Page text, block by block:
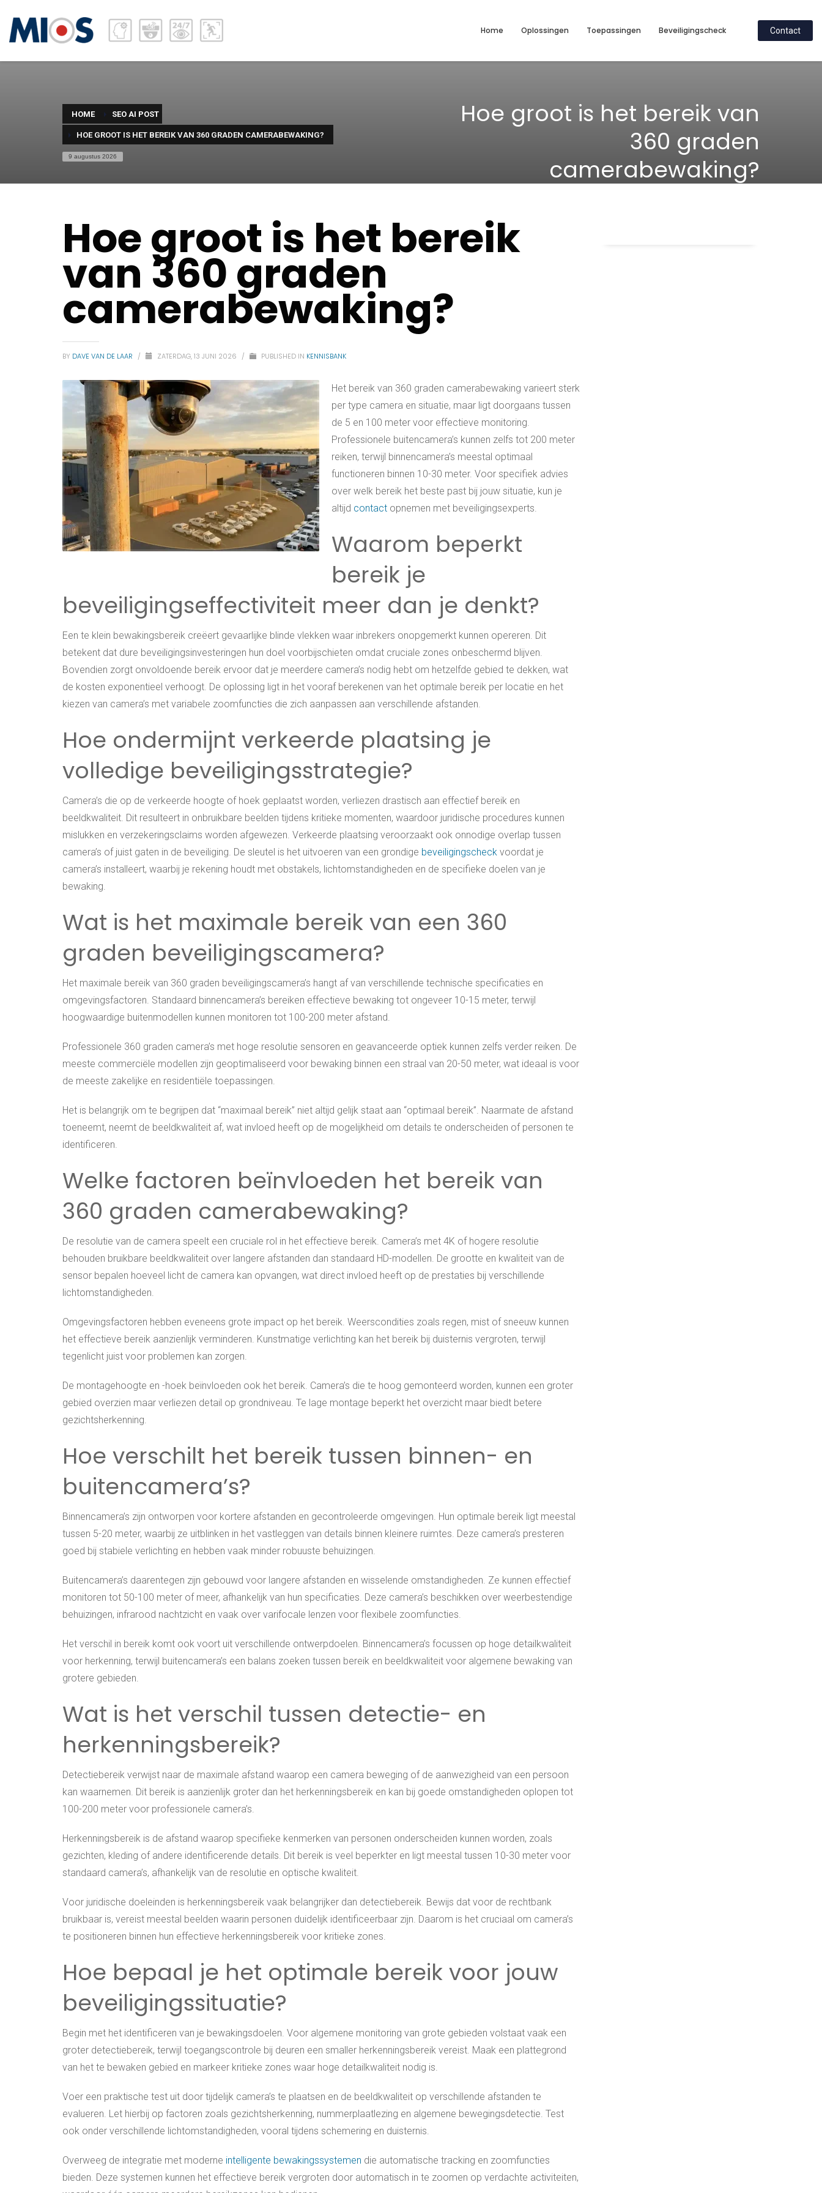
Home Oplossingen Toepassingen Beveiligingscheck Contact
HOME SEO AI POST
HOE GROOT IS HET BEREIK VAN 360 GRADEN CAMERABEWAKING?
9 augustus 2026
Hoe groot is het bereik van
360 graden
camerabewaking?
Hoe groot is het bereik
van 360 graden
camerabewaking?
BY DAVE VAN DE LAAR / ZATERDAG, 13 JUNI 2026 / PUBLISHED IN KENNISBANK
Het bereik van 360 graden camerabewaking varieert sterk
per type camera en situatie, maar ligt doorgaans tussen
de 5 en 100 meter voor effectieve monitoring.
Professionele buitencamera’s kunnen zelfs tot 200 meter
reiken, terwijl binnencamera’s meestal optimaal
functioneren binnen 10-30 meter. Voor specifiek advies
over welk bereik het beste past bij jouw situatie, kun je
altijd contact opnemen met beveiligingsexperts.
Waarom beperkt
bereik je
beveiligingseffectiviteit meer dan je denkt?
Een te klein bewakingsbereik creëert gevaarlijke blinde vlekken waar inbrekers onopgemerkt kunnen opereren. Dit
betekent dat dure beveiligingsinvesteringen hun doel voorbijschieten omdat cruciale zones onbeschermd blijven.
Bovendien zorgt onvoldoende bereik ervoor dat je meerdere camera’s nodig hebt om hetzelfde gebied te dekken, wat
de kosten exponentieel verhoogt. De oplossing ligt in het vooraf berekenen van het optimale bereik per locatie en het
kiezen van camera’s met variabele zoomfuncties die zich aanpassen aan verschillende afstanden.
Hoe ondermijnt verkeerde plaatsing je
volledige beveiligingsstrategie?
Camera’s die op de verkeerde hoogte of hoek geplaatst worden, verliezen drastisch aan effectief bereik en
beeldkwaliteit. Dit resulteert in onbruikbare beelden tijdens kritieke momenten, waardoor juridische procedures kunnen
mislukken en verzekeringsclaims worden afgewezen. Verkeerde plaatsing veroorzaakt ook onnodige overlap tussen
camera’s of juist gaten in de beveiliging. De sleutel is het uitvoeren van een grondige beveiligingscheck voordat je
camera’s installeert, waarbij je rekening houdt met obstakels, lichtomstandigheden en de specifieke doelen van je
bewaking.
Wat is het maximale bereik van een 360
graden beveiligingscamera?
Het maximale bereik van 360 graden beveiligingscamera’s hangt af van verschillende technische specificaties en
omgevingsfactoren. Standaard binnencamera’s bereiken effectieve bewaking tot ongeveer 10-15 meter, terwijl
hoogwaardige buitenmodellen kunnen monitoren tot 100-200 meter afstand.
Professionele 360 graden camera’s met hoge resolutie sensoren en geavanceerde optiek kunnen zelfs verder reiken. De
meeste commerciële modellen zijn geoptimaliseerd voor bewaking binnen een straal van 20-50 meter, wat ideaal is voor
de meeste zakelijke en residentiële toepassingen.
Het is belangrijk om te begrijpen dat “maximaal bereik” niet altijd gelijk staat aan “optimaal bereik”. Naarmate de afstand
toeneemt, neemt de beeldkwaliteit af, wat invloed heeft op de mogelijkheid om details te onderscheiden of personen te
identificeren.
Welke factoren beïnvloeden het bereik van
360 graden camerabewaking?
De resolutie van de camera speelt een cruciale rol in het effectieve bereik. Camera’s met 4K of hogere resolutie
behouden bruikbare beeldkwaliteit over langere afstanden dan standaard HD-modellen. De grootte en kwaliteit van de
sensor bepalen hoeveel licht de camera kan opvangen, wat direct invloed heeft op de prestaties bij verschillende
lichtomstandigheden.
Omgevingsfactoren hebben eveneens grote impact op het bereik. Weerscondities zoals regen, mist of sneeuw kunnen
het effectieve bereik aanzienlijk verminderen. Kunstmatige verlichting kan het bereik bij duisternis vergroten, terwijl
tegenlicht juist voor problemen kan zorgen.
De montagehoogte en -hoek beïnvloeden ook het bereik. Camera’s die te hoog gemonteerd worden, kunnen een groter
gebied overzien maar verliezen detail op grondniveau. Te lage montage beperkt het overzicht maar biedt betere
gezichtsherkenning.
Hoe verschilt het bereik tussen binnen- en
buitencamera’s?
Binnencamera’s zijn ontworpen voor kortere afstanden en gecontroleerde omgevingen. Hun optimale bereik ligt meestal
tussen 5-20 meter, waarbij ze uitblinken in het vastleggen van details binnen kleinere ruimtes. Deze camera’s presteren
goed bij stabiele verlichting en hebben vaak minder robuuste behuizingen.
Buitencamera’s daarentegen zijn gebouwd voor langere afstanden en wisselende omstandigheden. Ze kunnen effectief
monitoren tot 50-100 meter of meer, afhankelijk van hun specificaties. Deze camera’s beschikken over weerbestendige
behuizingen, infrarood nachtzicht en vaak over varifocale lenzen voor flexibele zoomfuncties.
Het verschil in bereik komt ook voort uit verschillende ontwerpdoelen. Binnencamera’s focussen op hoge detailkwaliteit
voor herkenning, terwijl buitencamera’s een balans zoeken tussen bereik en beeldkwaliteit voor algemene bewaking van
grotere gebieden.
Wat is het verschil tussen detectie- en
herkenningsbereik?
Detectiebereik verwijst naar de maximale afstand waarop een camera beweging of de aanwezigheid van een persoon
kan waarnemen. Dit bereik is aanzienlijk groter dan het herkenningsbereik en kan bij goede omstandigheden oplopen tot
100-200 meter voor professionele camera’s.
Herkenningsbereik is de afstand waarop specifieke kenmerken van personen onderscheiden kunnen worden, zoals
gezichten, kleding of andere identificerende details. Dit bereik is veel beperkter en ligt meestal tussen 10-30 meter voor
standaard camera’s, afhankelijk van de resolutie en optische kwaliteit.
Voor juridische doeleinden is herkenningsbereik vaak belangrijker dan detectiebereik. Bewijs dat voor de rechtbank
bruikbaar is, vereist meestal beelden waarin personen duidelijk identificeerbaar zijn. Daarom is het cruciaal om camera’s
te positioneren binnen hun effectieve herkenningsbereik voor kritieke zones.
Hoe bepaal je het optimale bereik voor jouw
beveiligingssituatie?
Begin met het identificeren van je bewakingsdoelen. Voor algemene monitoring van grote gebieden volstaat vaak een
groter detectiebereik, terwijl toegangscontrole bij deuren een smaller herkenningsbereik vereist. Maak een plattegrond
van het te bewaken gebied en markeer kritieke zones waar hoge detailkwaliteit nodig is.
Voer een praktische test uit door tijdelijk camera’s te plaatsen en de beeldkwaliteit op verschillende afstanden te
evalueren. Let hierbij op factoren zoals gezichtsherkenning, nummerplaatlezing en algemene bewegingsdetectie. Test
ook onder verschillende lichtomstandigheden, vooral tijdens schemering en duisternis.
Overweeg de integratie met moderne intelligente bewakingssystemen die automatische tracking en zoomfuncties
bieden. Deze systemen kunnen het effectieve bereik vergroten door automatisch in te zoomen op verdachte activiteiten,